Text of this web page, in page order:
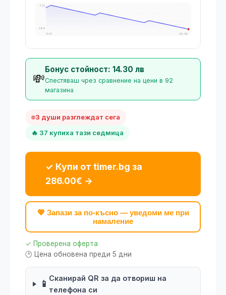
330
284
11.07
09.08
💸
Бонус стойност: 14.30 лв
Спестяваш чрез сравнение на цени в 92
магазина
3 души разглеждат сега
🔥 37 купиха тази седмица
✓ Купи от timer.bg за
286.00€ →
💖 Запази за по-късно — уведоми ме при
намаление
✓ Проверена оферта
🕑 Цена обновена преди 5 дни
📱
Сканирай QR за да отвориш на
телефона си